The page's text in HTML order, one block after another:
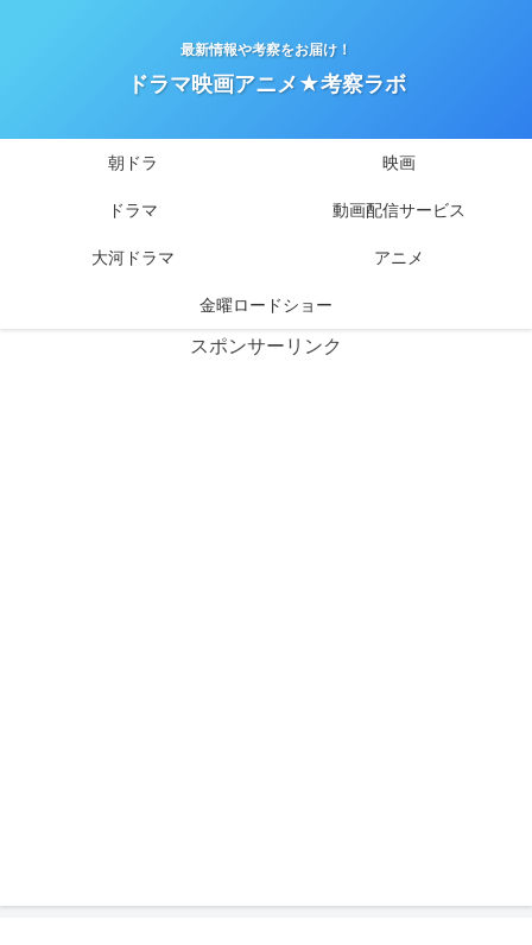
最新情報や考察をお届け！
ドラマ映画アニメ★考察ラボ
朝ドラ 映画
ドラマ 動画配信サービス
大河ドラマ アニメ
金曜ロードショー